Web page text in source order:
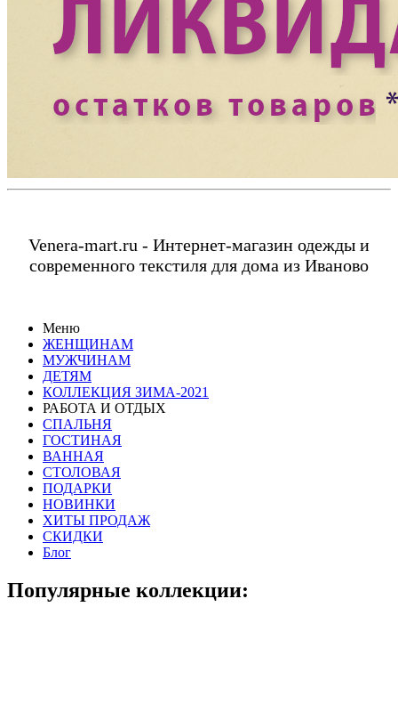
Venera-mart.ru - Интернет-магазин одежды и
современного текстиля для дома из Иваново
Меню
ЖЕНЩИНАМ
МУЖЧИНАМ
ДЕТЯМ
КОЛЛЕКЦИЯ ЗИМА-2021
РАБОТА И ОТДЫХ
СПАЛЬНЯ
ГОСТИНАЯ
ВАННАЯ
СТОЛОВАЯ
ПОДАРКИ
НОВИНКИ
ХИТЫ ПРОДАЖ
СКИДКИ
Блог
Популярные коллекции: